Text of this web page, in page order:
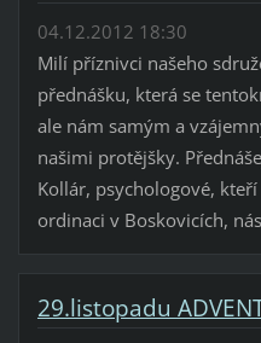
04.12.2012 18:30
Milí příznivci našeho
přednášku, která se
ale nám samým a
našimi protějšky.
Kollár, psychologové,
ordinaci v Boskovicích,
29.listopadu